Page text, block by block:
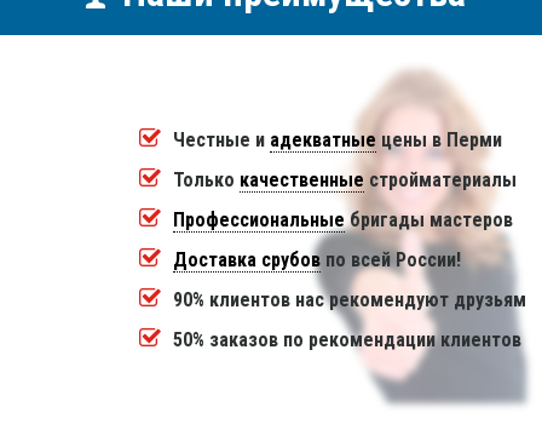
Честные и адекватные цены в Перми
Только качественные стройматериалы
Профессиональные бригады мастеров
Доставка срубовпо всей России!
90% клиентов нас рекомендуют друзьям
50% заказов по рекомендации клиентов